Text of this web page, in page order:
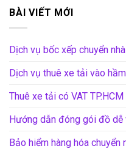
BÀI VIẾT MỚI
Dịch vụ bốc xếp chuyển
Dịch vụ thuê xe tải vào
Thuê xe tải có VAT TP.HCM
Hướng dẫn đóng gói đồ dễ
Bảo hiểm hàng hóa chuyển